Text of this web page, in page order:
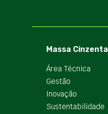
Massa Cinzenta
Área Técnica
Gestão
Inovação
Sustentabilidade